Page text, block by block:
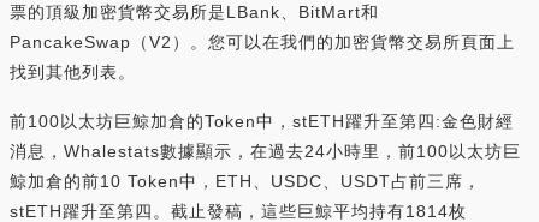
票的頂級加密貨幣交易所是LBank、BitMart和
PancakeSwap（V2）。您可以在我們的加密貨幣交易所頁面上
找到其他列表。
前100以太坊巨鯨加倉的Token中，stETH躍升至第四:金色財經
消息，Whalestats數據顯示，在過去24小時里，前100以太坊巨
鯨加倉的前10 Token中，ETH、USDC、USDT占前三席，
stETH躍升至第四。截止發稿，這些巨鯨平均持有1814枚